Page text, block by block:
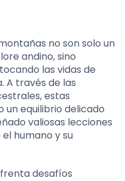
no son solo un
andino, sino
las vidas de
A través de las
estas
un equilibrio delicado
valiosas lecciones
humano y su
desafíos